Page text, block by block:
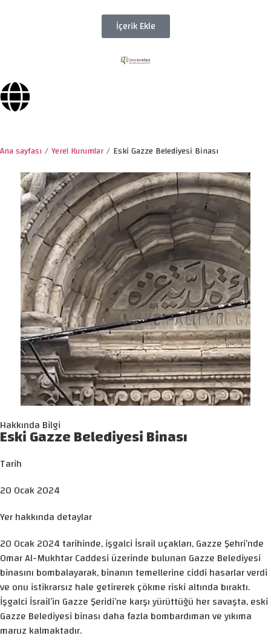
İçerik Ekle
Ana sayfası/Yerel Kurumlar/ Eski Gazze Belediyesi Binası
Hakkında Bilgi
Eski Gazze Belediyesi Binası
Tarih
20 Ocak 2024
Yer hakkında detaylar
20 Ocak 2024 tarihinde, işgalci İsrail uçakları, Gazze Şehri’nde
Omar Al-Mukhtar Caddesi üzerinde bulunan Gazze Belediyesi
binasını bombalayarak, binanın temellerine ciddi hasarlar verdi
ve onu istikrarsız hale getirerek çökme riski altında bıraktı.
İşgalci İsrail’in Gazze Şeridi’ne karşı yürüttüğü her savaşta, eski
Gazze Belediyesi binası daha fazla bombardıman ve yıkıma
maruz kalmaktadır.